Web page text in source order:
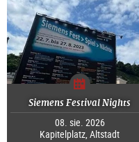
Siemens Festival Nights
08. sie. 2026
Kapitelplatz, Altstadt